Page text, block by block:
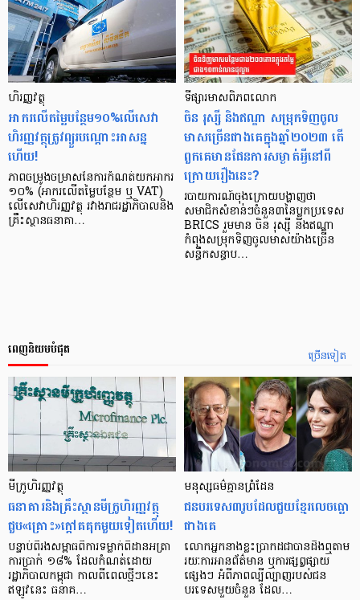
ហិរញ្ញវត្ថុ
អាករ​លើ​តម្លៃ​បន្ថែម​១០%​លើ​សេវា​
ហិរញ្ញវត្ថុ​ត្រូវ​ព្យួរ​បណ្ដោះអាសន្ន​
ហើយ!
ភាព​ចម្រូងចម្រាស​នៃ​ការ​កំណត់​យក​អាករ​
១០%​ (អាករ​លើ​តម្លៃ​បន្ថែម ឬ​ VAT)
លើ​សេវា​ហិរញ្ញវត្ថុ រវាង​រាជ​រដ្ឋាភិបាល​និង​
គ្រឹះស្ថាន​ធនាគា…
ទីផ្សារមាសពិភពលោក
ចិន រុស្សី និងឥណ្ឌា សម្រុកទិញចូល
មាសច្រើនជាងគេក្នុងឆ្នាំ២០២៣ តើ
ពួកគេមានផែនការសម្ងាត់អ្វីនៅពី
ក្រោយរឿងនេះ?
របាយការណ៍ចុងក្រោយបង្ហាញថា
សមាជិកសំខាន់ៗចំនួន៣នៃប្លុកប្រទេស
BRICS រួមមាន ចិន រុស្ស៊ី និងឥណ្ឌា
កំពុងសម្រុកទិញចូលមាសយ៉ាងច្រើន
សន្ធឹកសន្ធាប…
ច្រើនទៀត
ពេញនិយមបំផុត
មីក្រូ​ហិរញ្ញវត្ថុ
ធនាគារ​និង​គ្រឹះស្ថាន​មីក្រូ​ហិរញ្ញវត្ថុ​
ជួប«គ្រោះ»ក្តៅ​គគុក​មួយ​ទៀត​ហើយ!
បន្ទាប់​ពី​រង​សម្ពាធ​​ពី​ការ​ទម្លាក់​ពិដាន​អត្រា​
ការ​ប្រាក់ ១៨​% ដែល​កំណត់​ដោយ​
រដ្ឋាភិបាល​កម្ពុជា កាល​ពី​ពេល​ថ្មីៗ​នេះ
ឥឡូវ​នេះ ធនាគ…
មនុស្ស​ធម៌​គ្មាន​ព្រំដែន
ជន​បរទេស​៣​រូប​ដែល​ជួយ​ខ្មែរ​លេច​ធ្លោ​
ជាង​គេ
លោកអ្នក​នាង​ខ្លះ​ប្រាកដ​ជា​បាន​​ដឹង​ឮ​តាម​
រយៈ​ការ​អាន​ព័ត៌មាន ឬ​ការ​ផ្សព្វផ្សាយ​
ផ្សេងៗ អំពី​ភាព​ល្បីល្បាញ​របស់​ជន​
បរទេស​មួយ​ចំនួន ដែល…